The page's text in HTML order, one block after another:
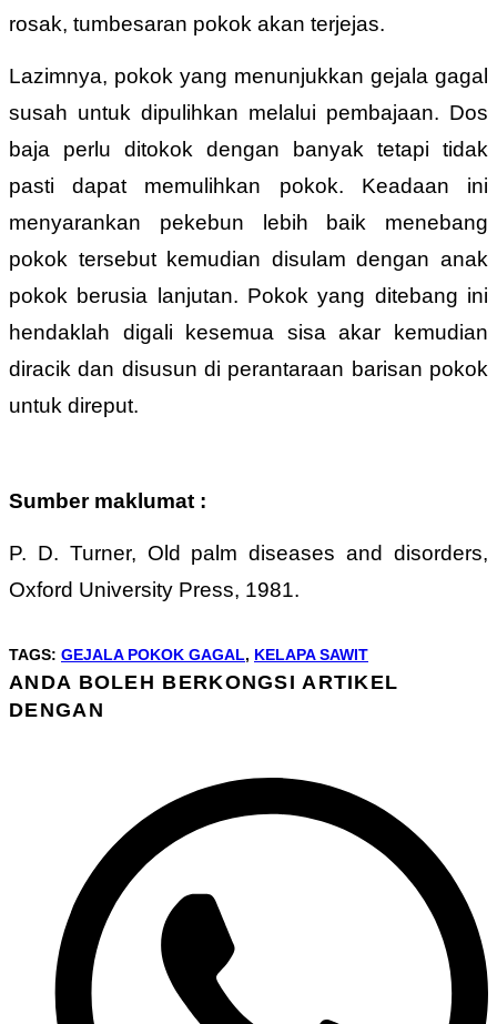
rosak, tumbesaran pokok akan terjejas.
Lazimnya, pokok yang menunjukkan gejala gagal
susah untuk dipulihkan melalui pembajaan. Dos
baja perlu ditokok dengan banyak tetapi tidak
pasti dapat memulihkan pokok. Keadaan ini
menyarankan pekebun lebih baik menebang
pokok tersebut kemudian disulam dengan anak
pokok berusia lanjutan. Pokok yang ditebang ini
hendaklah digali kesemua sisa akar kemudian
diracik dan disusun di perantaraan barisan pokok
untuk direput.
Sumber maklumat :
P. D. Turner, Old palm diseases and disorders,
Oxford University Press, 1981.
TAGS: GEJALA POKOK GAGAL, KELAPA SAWIT
ANDA BOLEH BERKONGSI ARTIKEL
DENGAN
window